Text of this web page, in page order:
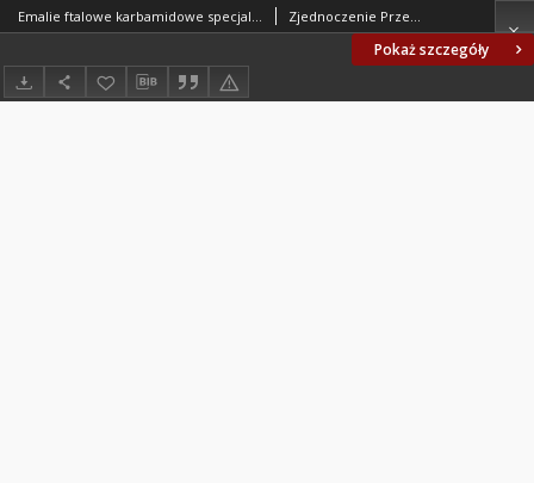
Pokaż szczegóły
Emalie ftalowe karbamidowe specjalne renowacyjne do samochodów BN-70/6115-59 Zjednoczenie Przemysłu Farb i Lakierów. Oprac.